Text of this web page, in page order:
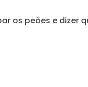
os peões e